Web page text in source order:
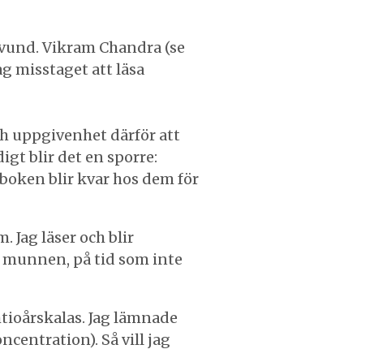
Vikram Chandra (se
misstaget att läsa
uppgivenhet därför att
blir det en sporre:
blir kvar hos dem för
Jag läser och blir
på tid som inte
Jag lämnade
Så vill jag